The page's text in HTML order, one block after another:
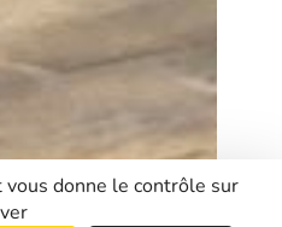
donne le contrôle sur